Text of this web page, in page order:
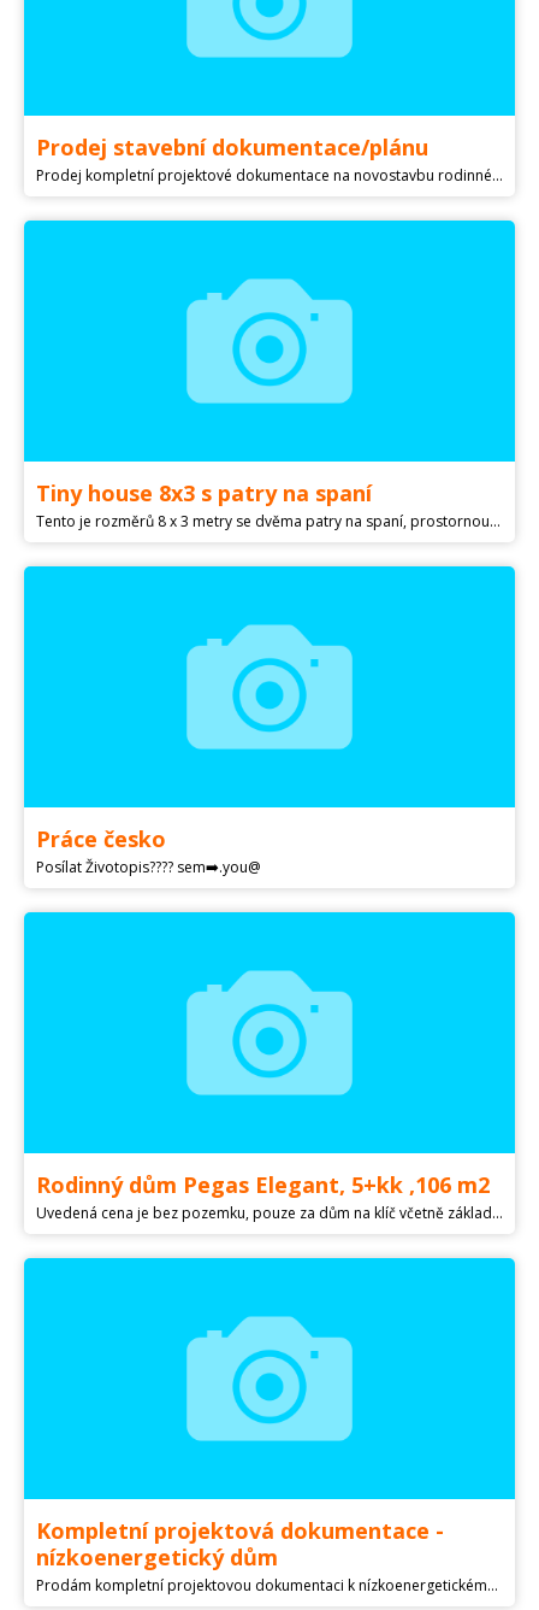
Prodej stavební dokumentace/plánu
Prodej kompletní projektové dokumentace na novostavbu rodinného domu do kopce. Pro více informací volejte nebo pište. Cena dohodou
Tiny house 8x3 s patry na spaní
Tento je rozměrů 8 x 3 metry se dvěma patry na spaní, prostornou koupelnou a perfektním prostorem pro odpočinkovou zónu. Je nově postavená, prostorná. Má veškeré rozvody, přípravu na umístění kuchyňské linky. V koupelně (výška 2 metry, rozměr 2 x 3 metry) je sprchový kout, wc, bojler a umyvadlo). Jsme , zakázková výroba na vaše přání! Oslovte nás, rádi vám poradíme, kontaktujte nás na čísle pod inzerátem.
Práce česko
Posílat Životopis???? sem➡️.you@
Rodinný dům Pegas Elegant, 5+kk ,106 m2
Uvedená cena je bez pozemku, pouze za dům na klíč včetně základové desky. Nabízíme k výstavbě nízkoenergetický rodinný dům Pegas Elegant 5+kk, s užitnou plochou 106 m2, na Vašem pozemku, popř. Vám můžeme pomoci pozemek vyhledat. Dům je určen pro rovinatý popřípadě mírně svažitý terén. Tento dům nabízíme i ve variantě s garáží. Domy nabízíme v provedení dřevostavby, Two by Four,tedy konstrukce přímo na stavbě, dále ve zděném provedení Porotherm, Ytong. Konečná cena domu dle výběru stavebního materiálu. Dále nabízíme možnost vyřízení kompletního financování domu, ale i pozemku dle Vašeho výběru. Úpravy v projektu jsou možné, např. dispoziční změny a další, nebo lze vybrat jiný dům z naší nabídky. Stavíme po celé ČR, bez navýšení cen za dopravu a ubytování dělníků.
Kompletní projektová dokumentace -
nízkoenergetický dům
Prodám kompletní projektovou dokumentaci k nízkoenergetickému dvoupodlažnímu domu - dřevostavba. Z rodinných důvodů nebyla stavba realizována. V přízemí se nachází vstupní hala, obývací pokoj spojený s kuchyní, pracovna, technická místnost, koupelna + přístřešek pro dvě auta s uzamykatelným prostorem na ukládání věcí. Ve druhém patře se nachází ložnice s vlastní koupelnou a saunou se vstupem na terasu, dva dětské pokoje a pokoj pro hosty a druhá koupelna. Dům je vhodný pro rovinatý terén.